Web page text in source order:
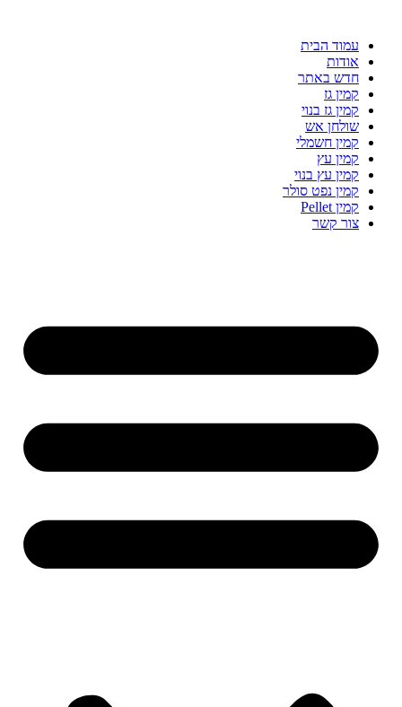
עמוד הבית
אודות
חדש באתר
קמין גז
קמין גז בנוי
שולחן אש
קמין חשמלי
קמין עץ
קמין עץ בנוי
קמין נפט סולר
קמין Pellet
צור קשר